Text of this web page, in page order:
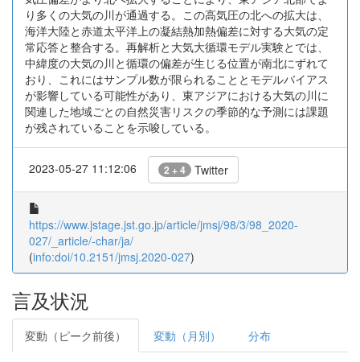
り多くの大気の川が通過する。この高気圧の北への拡大は、
海洋大陸と赤道太平洋上の凝結熱加熱偏差に対する大気の定
常応答と整合する。再解析と大気大循環モデル実験とでは、
中緯度の大気の川と循環の偏差が生じる位置が南北にずれて
おり、これにはサンプル数が限られることとモデルバイアス
が影響している可能性があり、東アジアにおける大気の川に
関連した地域ごとの自然災害リスクの季節的な予測には課題
が残されていることを示唆している。
2023-05-27 11:12:06 2 + 4 Twitter
https://www.jstage.jst.go.jp/article/jmsj/98/3/98_2020-
027/_article/-char/ja/
(info:doi/10.2151/jmsj.2020-027)
言及状況
変動（ピーク前後） 変動（月別） 分布